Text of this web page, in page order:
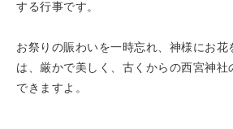
する行事です。
お祭りの賑わいを一時忘れ、神様にお花
は、厳かで美しく、古くからの西宮神
できますよ。